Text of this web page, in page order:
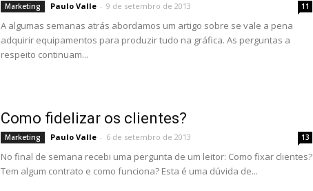
Marketing Paulo Valle - 9 de setembro de 2013 11
A algumas semanas atrás abordamos um artigo sobre se vale a pena
adquirir equipamentos para produzir tudo na gráfica. As perguntas a
respeito continuam...
Como fidelizar os clientes?
Marketing Paulo Valle - 6 de setembro de 2013 13
No final de semana recebi uma pergunta de um leitor: Como fixar clientes?
Tem algum contrato e como funciona? Esta é uma dúvida de...